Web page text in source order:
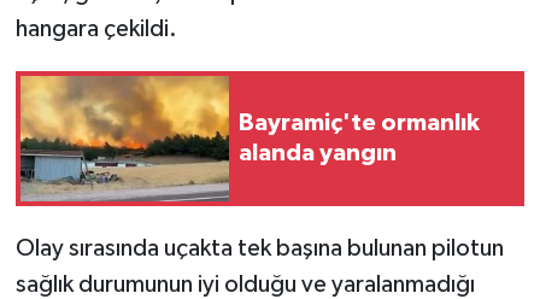
hangara çekildi.
Bayramiç'te ormanlık
alanda yangın
Olay sırasında uçakta tek başına bulunan pilotun
sağlık durumunun iyi olduğu ve yaralanmadığı